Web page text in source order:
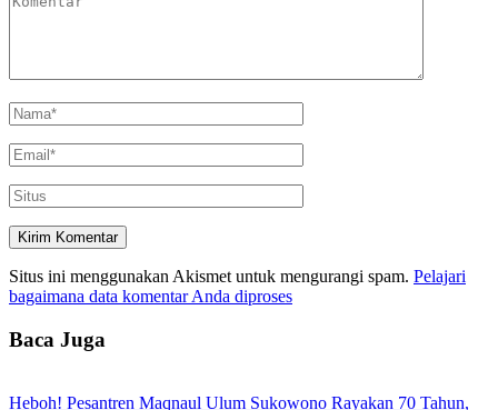
Situs ini menggunakan Akismet untuk mengurangi spam. Pelajari
bagaimana data komentar Anda diproses
Baca Juga
Heboh! Pesantren Maqnaul Ulum Sukowono Rayakan 70 Tahun,